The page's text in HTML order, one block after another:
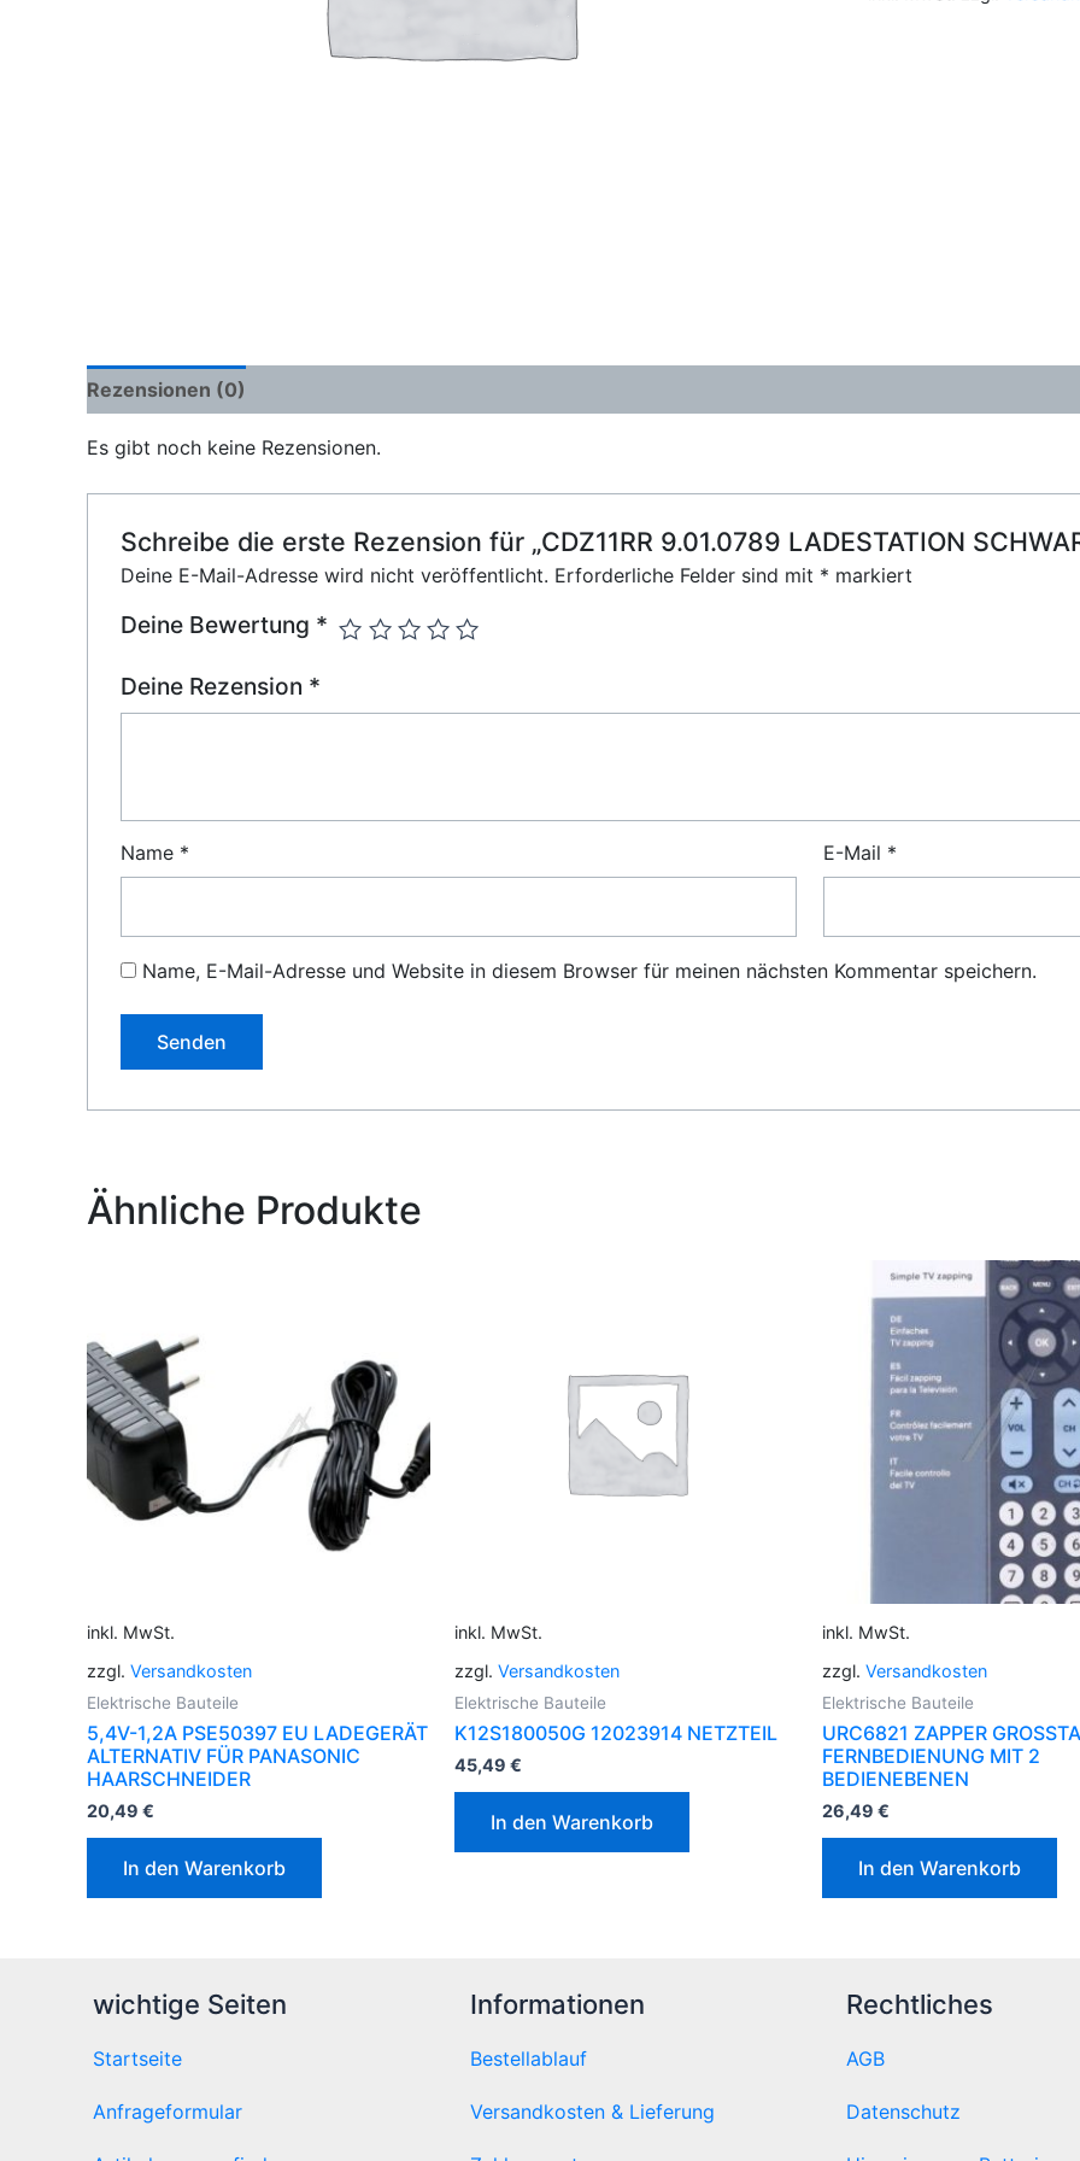
Rezensionen (0)
Es gibt noch keine Rezensionen.
Schreibe die erste Rezension für „CDZ11RR 9.01.0789 LADESTATION
Deine E-Mail-Adresse wird nicht veröffentlicht. Erforderliche Felder sind mit * markiert
Deine Bewertung *
Deine Rezension *
Name * E-Mail *
Name, E-Mail-Adresse und Website in diesem Browser für meinen nächsten Kommentar speichern.
Ähnliche Produkte
inkl. MwSt.
zzgl. Versandkosten
Elektrische Bauteile
5,4V-1,2A PSE50397 EU LADEGERÄT
ALTERNATIV FÜR PANASONIC
HAARSCHNEIDER
20,49 €
In den Warenkorb
inkl. MwSt.
zzgl. Versandkosten
Elektrische Bauteile
K12S180050G 12023914 NETZTEIL
45,49 €
In den Warenkorb
inkl. MwSt.
zzgl. Versandkosten
Elektrische Bauteile
URC6821 ZAPPER
FERNBEDIENUNG MIT 2
BEDIENEBENEN
26,49 €
In den Warenkorb
wichtige Seiten
Startseite
Anfrageformular
Informationen
Bestellablauf
Versandkosten & Lieferung
Rechtliches
AGB
Datenschutz